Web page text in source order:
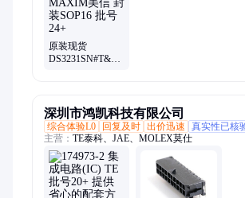
原装现货
DS3231SN#T&R
深圳市鸿凯科技有限公司
综合体验L0
回复及时 出价迅速 真实性已核
主营： TE泰科、JAE、MOLEX莫仕